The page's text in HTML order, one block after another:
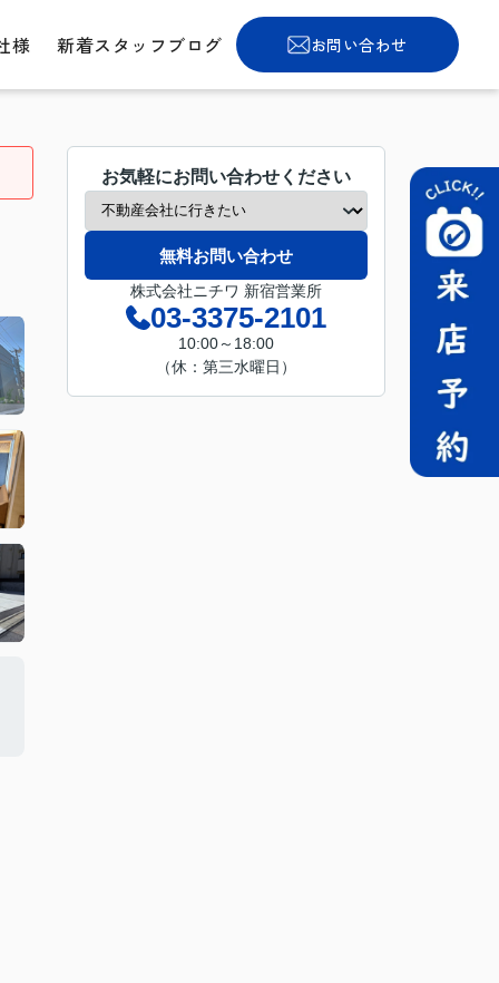
様 新着スタッフブログ お問い合わせ
お気軽にお問い合わせください
無料お問い合わせ
株式会社ニチワ 新宿営業所
03-3375-2101
10:00～18:00
（休：第三水曜日）